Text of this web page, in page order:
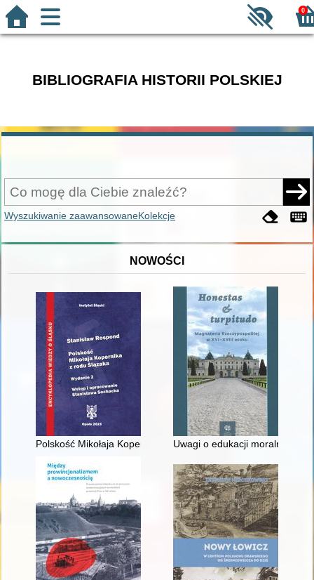
0
BIBLIOGRAFIA HISTORII POLSKIEJ
Wyszukiwanie zaawansowaneKolekcje
NOWOŚCI
Polskość Mikołaja Kopernika z rodu ŚlązakaUwagi o edukacji moralnej